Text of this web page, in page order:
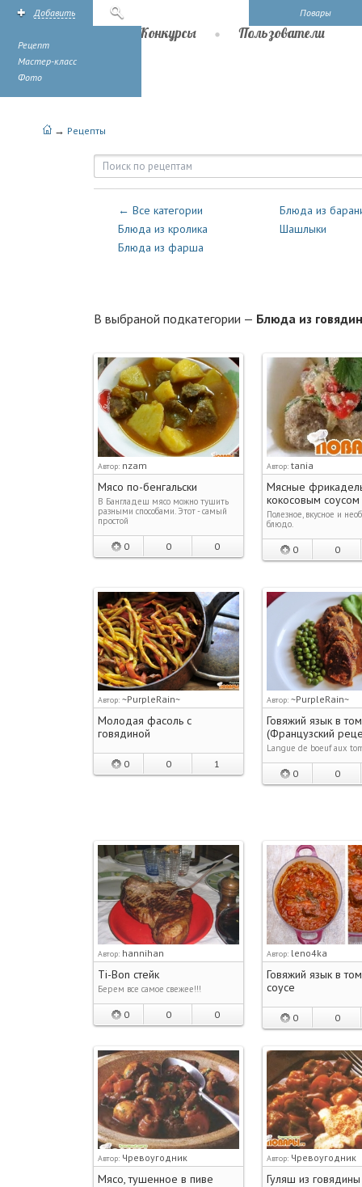
Повары
Добавить
Рецепт
Мастер-класс
Фото
Конкурсы Пользователи
→ Рецепты
Рецепты — Мясные блюда —
← Все категории
Блюда из
Блюда из кролика
Шашлыки
Блюда из фарша
В выбраной подкатегории — Блюда из
Автор: nzam
Мясо по-бенгальски
В Бангладеш мясо можно тушить
разными способами. Этот - самый
простой
0 0 0
Автор: tania
Мясные
кокосовым соусом
Полезное, вкусное и
блюдо.
0 0
Автор: ~PurpleRain~
Молодая фасоль с
говядиной
0 0 1
Автор: ~PurpleRain~
Говяжий язык в
(Французский
Langue de boeuf aux
0 0
Автор: hannihan
Ti-Bon стейк
Берем все самое свежее!!!
0 0 0
Автор: leno4ka
Говяжий язык в
соусе
0 0
Автор: Чревоугодник
Мясо, тушенное в пиве
Автор: Чревоугодник
Гуляш из говядины